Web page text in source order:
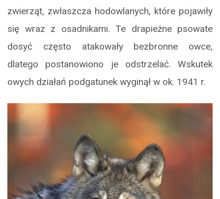
zwierząt, zwłaszcza hodowlanych, które pojawiły
się wraz z osadnikami. Te drapieżne psowate
dosyć często atakowały bezbronne owce,
dlatego postanowiono je odstrzelać. Wskutek
owych działań podgatunek wyginął w ok. 1941 r.